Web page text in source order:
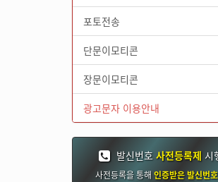
포토전송
단문이모티콘
장문이모티콘
광고문자 이용안내
발신번호사전등록제 시
사전등록을 통해인증받은 발신번호